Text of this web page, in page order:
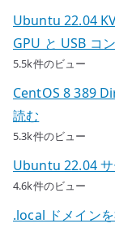
Ubuntu 22.04
GPU と USB コ
5.5k件のビュー
CentOS 8 389
読む
5.3k件のビュー
Ubuntu 22.04
4.6k件のビュー
.local ドメイン